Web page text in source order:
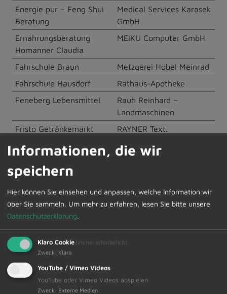
Energie pur – Feng Shui
Beratung
Medical Services Karasek
GmbH
Ernährungsberatung
Homanner Claudia
MEIKU Computer GmbH
Fahrschule Braun
Metzgerei Höbel Meinrad
Fahrschule Hausdorf
Rathaus-Apotheke
Feneberg Lebensmittel
Rauh Reinhard –
Landmaschinen
Fristo Getränkemarkt
RAYNER Text.
Fußpflege Bischof
Raiffeisen Waren GmbH
Goldschmiede Erhart
Haarstudio Jutta GmbH
Topstylist Christine
Haggenmüller
Autotechnik
Lettershop
Informationen, die wir
speichern
Hier können Sie einsehen und anpassen, welche Information wir
über Sie sammeln. Um mehr zu erfahren, lesen Sie bitte unsere
Datenschutzerklärung.
Klaro Cookie (immer erforderlich)
Zweck : Klaro
YouTube / Vimeo Videos
YouTube oder Vimeo Videos abspielen
Zweck : Externe Medien